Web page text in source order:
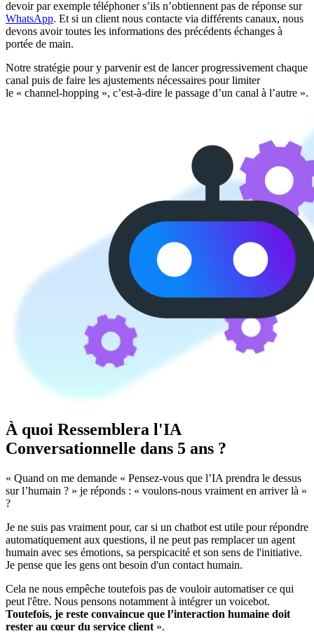
devoir par exemple téléphoner s’ils n’obtiennent pas de réponse sur
WhatsApp. Et si un client nous contacte via différents canaux, nous
devons avoir toutes les informations des précédents échanges à
portée de main.
Notre stratégie pour y parvenir est de lancer progressivement chaque
canal puis de faire les ajustements nécessaires pour limiter
le « channel-hopping », c’est-à-dire le passage d’un canal à l’autre ».
À quoi Ressemblera l'IA
Conversationnelle dans 5 ans ?
« Quand on me demande « Pensez-vous que l’IA prendra le dessus
sur l’humain ? » je réponds : « voulons-nous vraiment en arriver là »
?
Je ne suis pas vraiment pour, car si un chatbot est utile pour répondre
automatiquement aux questions, il ne peut pas remplacer un agent
humain avec ses émotions, sa perspicacité et son sens de l'initiative.
Je pense que les gens ont besoin d'un contact humain.
Cela ne nous empêche toutefois pas de vouloir automatiser ce qui
peut l'être. Nous pensons notamment à intégrer un voicebot.
Toutefois, je reste convaincue que l’interaction humaine doit
rester au cœur du service client ».